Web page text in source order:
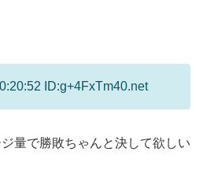
ID:g+4FxTm40.net
量で勝敗ちゃんと決して欲しい